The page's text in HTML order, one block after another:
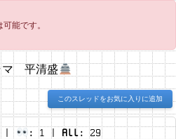
能です。
マ 平清盛
このスレッドをお気に入りに追加
| : 1 | All: 29